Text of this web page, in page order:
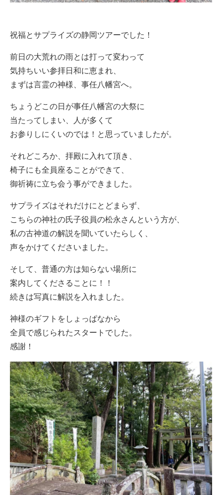
祝福とサプライズの静岡ツアーでした！
前日の大荒れの雨とは打って変わって
気持ちいい参拝日和に恵まれ、
まずは言霊の神様、事任八幡宮へ。
ちょうどこの日が事任八幡宮の大祭に
当たってしまい、人が多くて
お参りしにくいのでは！と思っていましたが。
それどころか、拝殿に入れて頂き、
椅子にも全員座ることができて、
御祈祷に立ち会う事ができました。
サプライズはそれだけにとどまらず、
こちらの神社の氏子役員の松永さんという方が、
私の古神道の解説を聞いていたらしく、
声をかけてくださいました。
そして、普通の方は知らない場所に
案内してくださることに！！
続きは写真に解説を入れました。
神様のギフトをしょっぱなから
全員で感じられたスタートでした。
感謝！